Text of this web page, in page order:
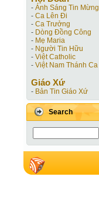
- Ánh Sáng Tin Mừng
- Ca Lên Đi
- Ca Trưởng
- Dòng Đồng Công
- Mẹ Maria
- Người Tin Hữu
- Việt Catholic
- Việt Nam Thánh Ca
Giáo Xứ
- Bản Tin Giáo Xứ
Search